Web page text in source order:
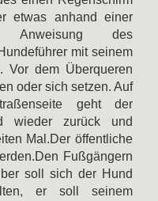
etwas anhand einer
Anweisung des
mit seinem
Vor dem Überqueren
oder sich setzen. Auf
geht der
wieder zurück und
Mal.Der öffentliche
Fußgängern
soll sich der Hund
er soll seinem